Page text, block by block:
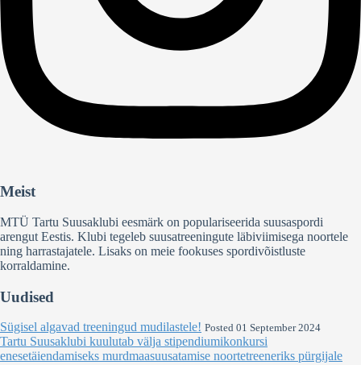
Meist
MTÜ Tartu Suusaklubi eesmärk on populariseerida suusaspordi
arengut Eestis. Klubi tegeleb suusatreeningute läbiviimisega noortele
ning harrastajatele. Lisaks on meie fookuses spordivõistluste
korraldamine.
Uudised
Sügisel algavad treeningud mudilastele! Posted 01 September 2024
Tartu Suusaklubi kuulutab välja stipendiumikonkursi
enesetäiendamiseks murdmaasuusatamise noortetreeneriks pürgijale